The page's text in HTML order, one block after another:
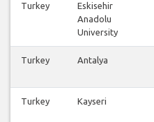
Turkey
Eskisehir
Anadolu
University
Turkey Antalya
Turkey Kayseri